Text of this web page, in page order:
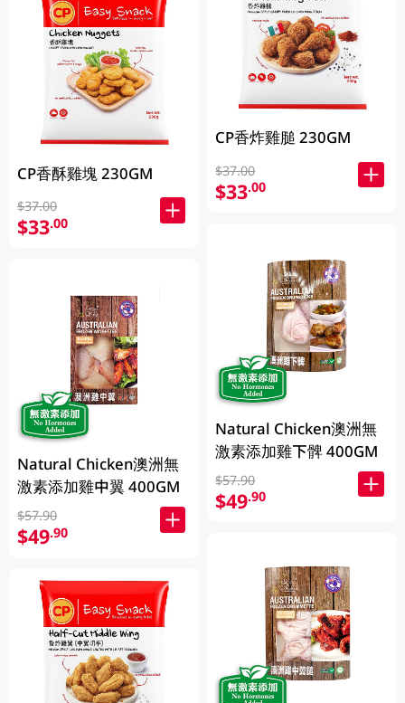
CP香酥雞塊 230GM
$37.00
$33.00
Natural Chicken澳洲無
激素添加雞中翼 400GM
$57.90
$49.90
CP香炸雞膇 230GM
$37.00
$33.00
Natural Chicken澳洲無
激素添加雞下髀 400GM
$57.90
$49.90